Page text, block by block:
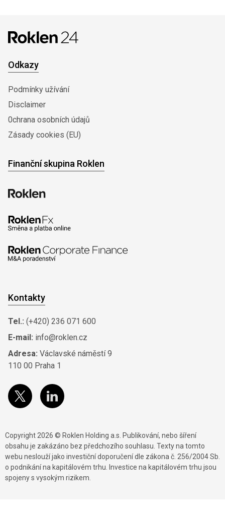
Odkazy
Podmínky užívání
Disclaimer
0chrana osobních údajů
Zásady cookies (EU)
Finanční skupina Roklen
Kontakty
Tel.: (+420) 236 071 600
E-mail: info@roklen.cz
Adresa: Václavské náměstí 9
110 00 Praha 1
Copyright 2026 © Roklen Holding a.s. Publikování, nebo šíření
obsahu je zakázáno bez předchozího souhlasu. Texty na tomto
webu neslouží jako investiční doporučení dle zákona č. 256/2004 Sb.
o podnikání na kapitálovém trhu. Investice na kapitálovém trhu jsou
spojeny s vysokým rizikem.